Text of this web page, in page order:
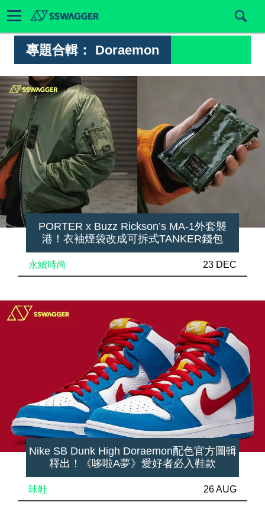
專題合輯： Doraemon
PORTER x Buzz Rickson’s MA-1外套襲
港！衣袖煙袋改成可拆式TANKER錢包
永續時尚 23 DEC
Nike SB Dunk High Doraemon配色官方圖輯
釋出！《哆啦A夢》愛好者必入鞋款
球鞋 26 AUG